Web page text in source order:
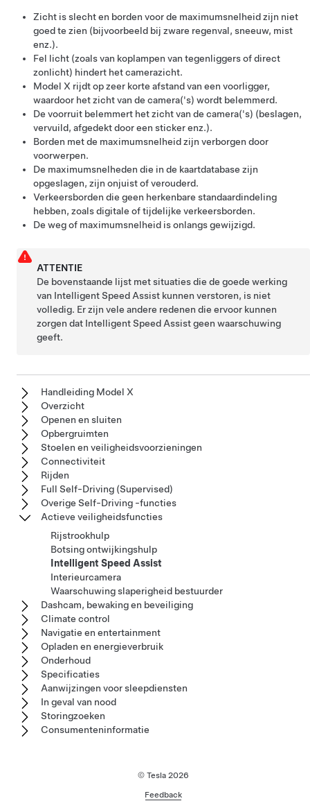
Zicht is slecht en borden voor de maximumsnelheid zijn niet
goed te zien (bijvoorbeeld bij zware regenval, sneeuw, mist
enz.).
Fel licht (zoals van koplampen van tegenliggers of direct
zonlicht) hindert het camerazicht.
Model X rijdt op zeer korte afstand van een voorligger,
waardoor het zicht van de camera('s) wordt belemmerd.
De voorruit belemmert het zicht van de camera('s) (beslagen,
vervuild, afgedekt door een sticker enz.).
Borden met de maximumsnelheid zijn verborgen door
voorwerpen.
De maximumsnelheden die in de kaartdatabase zijn
opgeslagen, zijn onjuist of verouderd.
Verkeersborden die geen herkenbare standaardindeling
hebben, zoals digitale of tijdelijke verkeersborden.
De weg of maximumsnelheid is onlangs gewijzigd.
ATTENTIE
De bovenstaande lijst met situaties die de goede werking
van Intelligent Speed Assist kunnen verstoren, is niet
volledig. Er zijn vele andere redenen die ervoor kunnen
zorgen dat Intelligent Speed Assist geen waarschuwing
geeft.
Handleiding Model X
Overzicht
Openen en sluiten
Opbergruimten
Stoelen en veiligheidsvoorzieningen
Connectiviteit
Rijden
Full Self-Driving (Supervised)
Overige Self-Driving -functies
Actieve veiligheidsfuncties
Rijstrookhulp
Botsing ontwijkingshulp
Intelligent Speed Assist
Interieurcamera
Waarschuwing slaperigheid bestuurder
Dashcam, bewaking en beveiliging
Climate control
Navigatie en entertainment
Opladen en energieverbruik
Onderhoud
Specificaties
Aanwijzingen voor sleepdiensten
In geval van nood
Storingzoeken
Consumenteninformatie
© Tesla 2026
Feedback